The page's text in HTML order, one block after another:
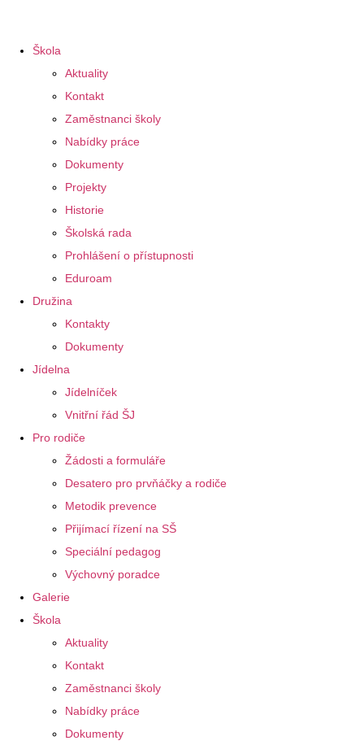
Škola
Aktuality
Kontakt
Zaměstnanci školy
Nabídky práce
Dokumenty
Projekty
Historie
Školská rada
Prohlášení o přístupnosti
Eduroam
Družina
Kontakty
Dokumenty
Jídelna
Jídelníček
Vnitřní řád ŠJ
Pro rodiče
Žádosti a formuláře
Desatero pro prvňáčky a rodiče
Metodik prevence
Přijímací řízení na SŠ
Speciální pedagog
Výchovný poradce
Galerie
Škola
Aktuality
Kontakt
Zaměstnanci školy
Nabídky práce
Dokumenty